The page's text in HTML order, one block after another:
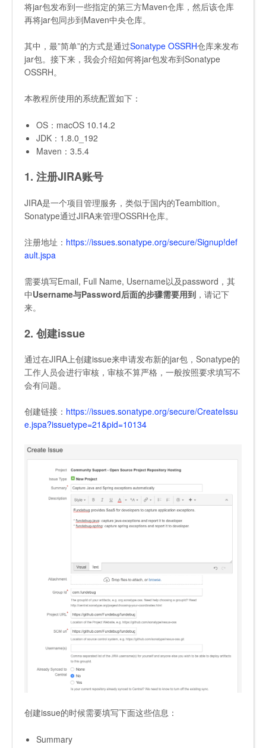
将jar包发布到一些指定的第三方Maven仓库，然后该仓库
再将jar包同步到Maven中央仓库。
其中，最”简单”的方式是通过Sonatype OSSRH仓库来发布
jar包。接下来，我会介绍如何将jar包发布到Sonatype
OSSRH。
本教程所使用的系统配置如下：
OS：macOS 10.14.2
JDK：1.8.0_192
Maven：3.5.4
1. 注册JIRA账号
JIRA是一个项目管理服务，类似于国内的Teambition。
Sonatype通过JIRA来管理OSSRH仓库。
注册地址： https://issues.sonatype.org/secure/Signup!def
ault.jspa
需要填写Email, Full Name, Username以及password，其
中Username与Password后面的步骤需要用到 ，请记下
来。
2. 创建issue
通过在JIRA上创建issue来申请发布新的jar包，Sonatype的
工作人员会进行审核，审核不算严格，一般按照要求填写不
会有问题。
创建链接： https://issues.sonatype.org/secure/CreateIssu
e.jspa?issuetype=21&pid=10134
创建issue的时候需要填写下面这些信息：
Summary